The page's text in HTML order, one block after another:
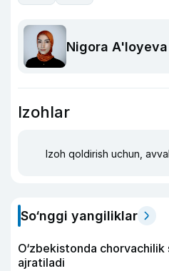
Nigora A'loyeva
Izohlar
Izoh qoldirish uchun, avval
So‘nggi yangiliklar
O‘zbekistonda
ajratiladi